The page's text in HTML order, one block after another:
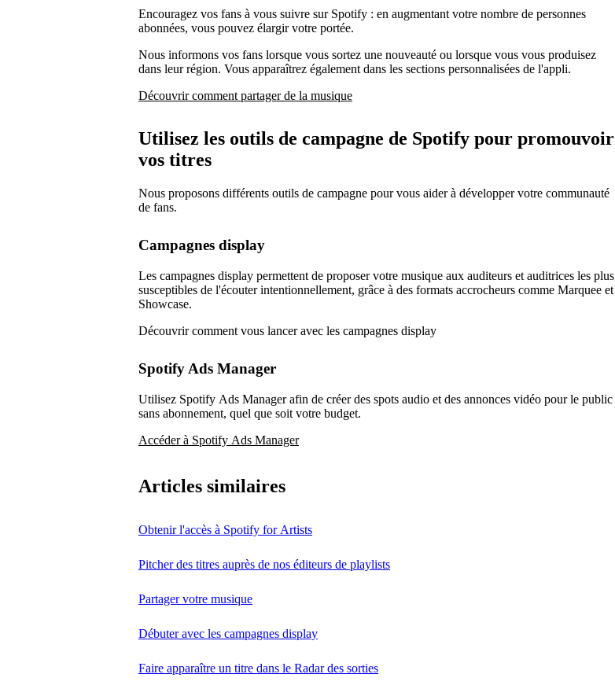
Encouragez vos fans à vous suivre sur Spotify : en augmentant votre nombre de personnes
abonnées, vous pouvez élargir votre portée.
Nous informons vos fans lorsque vous sortez une nouveauté ou lorsque vous vous produisez
dans leur région. Vous apparaîtrez également dans les sections personnalisées de l'appli.
Découvrir comment partager de la musique
Utilisez les outils de campagne de Spotify pour promouvoir
vos titres
Nous proposons différents outils de campagne pour vous aider à développer votre communauté
de fans.
Campagnes display
Les campagnes display permettent de proposer votre musique aux auditeurs et auditrices les plus
susceptibles de l'écouter intentionnellement, grâce à des formats accrocheurs comme Marquee et
Showcase.
Découvrir comment vous lancer avec les campagnes display
Spotify Ads Manager
Utilisez Spotify Ads Manager afin de créer des spots audio et des annonces vidéo pour le public
sans abonnement, quel que soit votre budget.
Accéder à Spotify Ads Manager
Articles similaires
Obtenir l'accès à Spotify for Artists
Pitcher des titres auprès de nos éditeurs de playlists
Partager votre musique
Débuter avec les campagnes display
Faire apparaître un titre dans le Radar des sorties